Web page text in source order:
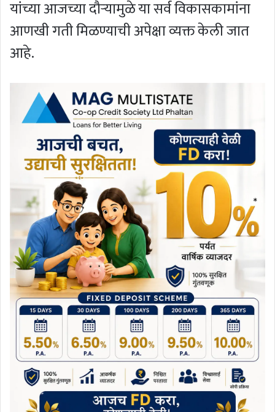
यांच्या आजच्या दौऱ्यामुळे या सर्व विकासकामांना
आणखी गती मिळण्याची अपेक्षा व्यक्त केली जात
आहे.